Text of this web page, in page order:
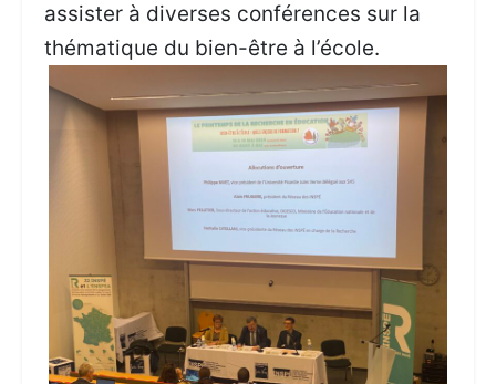
assister à diverses conférences sur la
thématique du bien-être à l’école.